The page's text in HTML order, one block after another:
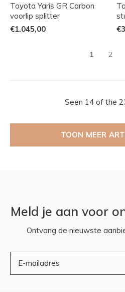
Toyota Yaris GR Carbon
voorlip splitter
€1.045,00
1 2
Seen 14 of the
TOON MEER
Meld je aan voor
Ontvang de nieuwste